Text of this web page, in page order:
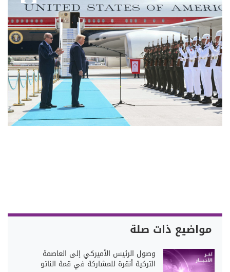
مواضيع ذات صلة
وصول الرئيس الأميركي إلى العاصمة
التركية أنقرة للمشاركة في قمة الناتو